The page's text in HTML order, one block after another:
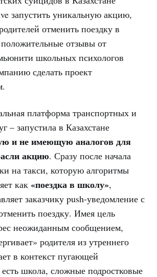
запустить уникальную акцию,
отменить поездку в
отзывы от
школьных психологов
сделать проект
платформа транспортных и
– запустила в Казахстане
и не имеющую аналогов для
акцию. Сразу после начала
на такси, которую алгоритмы
как «поездка в школу»,
заказчику push-уведомление с
поездку. Имея цель
неожиданным сообщением,
родителя из утреннего
в контекст пугающей
есть школа, сложные подростковые